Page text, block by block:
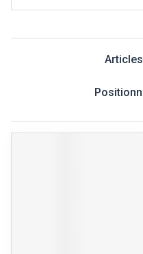
Articles
Trier par: